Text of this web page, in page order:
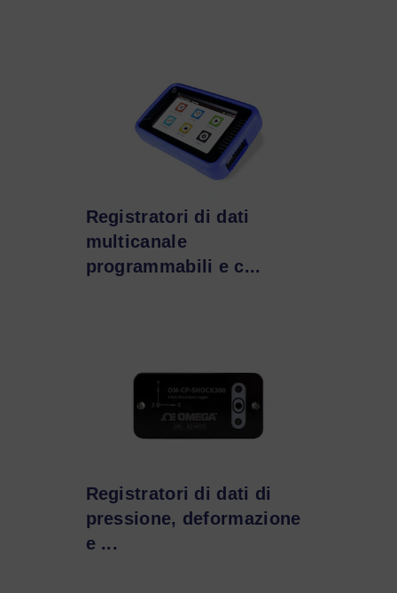
Registratori di dati
multicanale
programmabili e c...
Registratori di dati di
pressione, deformazione
e ...